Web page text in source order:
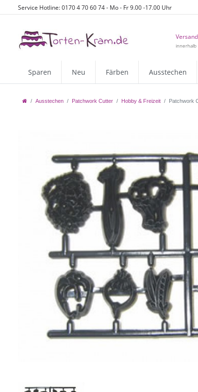
Service Hotline: 0170 4 70 60 74 - Mo - Fr 9.00 -17.00 Uhr
innerhalb
Sparen Neu Färben Ausstechen
Ausstechen Patchwork Cutter Hobby & Freizeit Patchwork